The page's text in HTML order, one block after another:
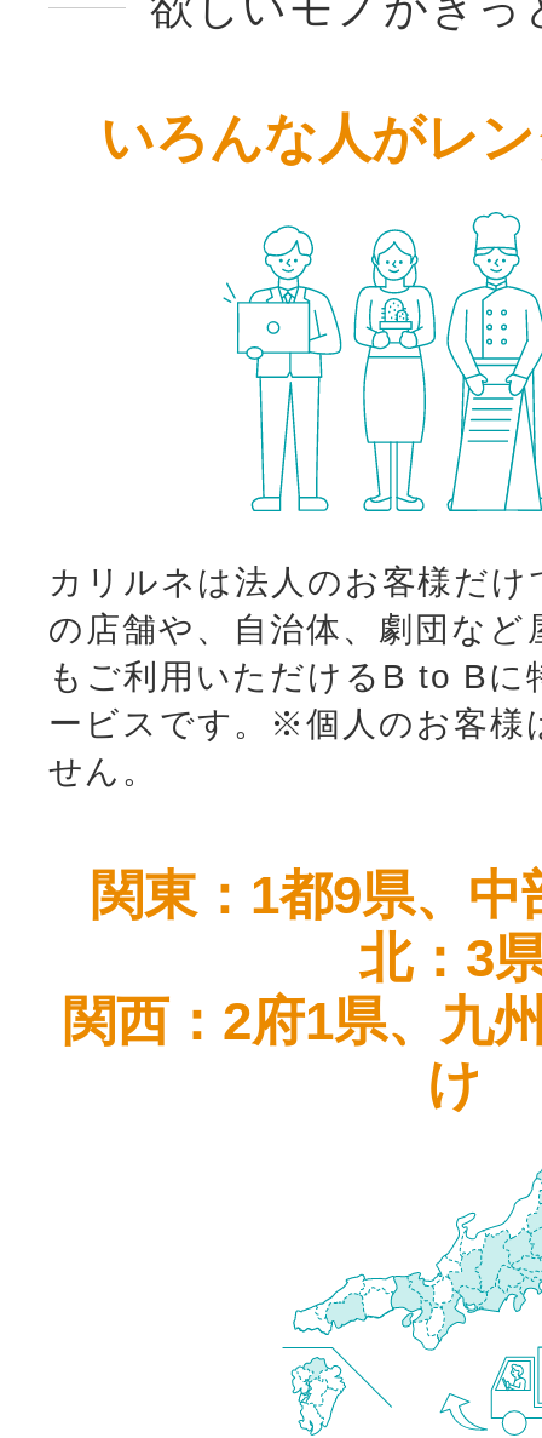
いろんな人がレ
カリルネは法人のお客様だ
の店舗や、自治体、劇団な
もご利用いただけるB to Bに
ービスです。
※個人のお客様
せん。
関東：1都9県、
北：3
関西：2府1県、九
け